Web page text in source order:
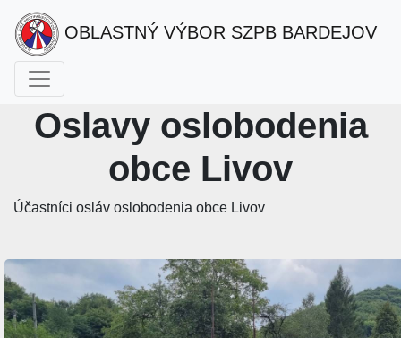
OBLASTNÝ VÝBOR SZPB BARDEJOV
Oslavy oslobodenia
obce Livov
Účastníci osláv oslobodenia obce Livov